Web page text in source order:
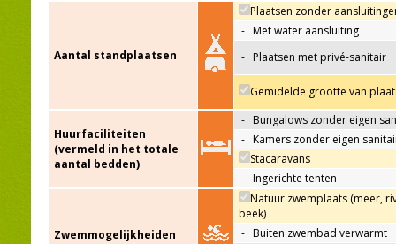
Aantal standplaatsen
Plaatsen zonder
- Met water aansluiting
- Plaatsen met privé-sanitair
Gemidelde grootte van
Huurfaciliteiten
(vermeld in het totale
aantal bedden)
- Bungalows zonder eigen
- Kamers zonder eigen
Stacaravans
- Ingerichte tenten
Zwemmogelijkheiden
Natuur zwemplaats (meer,
beek)
- Buiten zwembad verwarmt